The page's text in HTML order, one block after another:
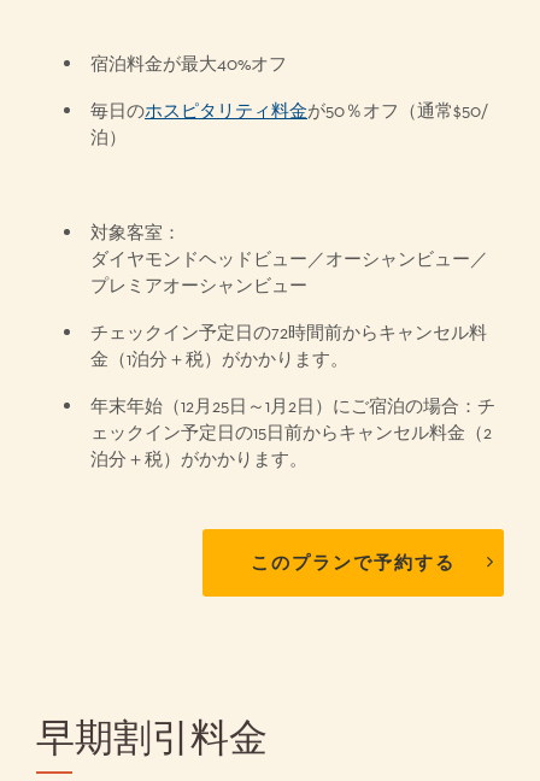
宿泊料金が最大40%オフ
毎日のホスピタリティ料金が50％オフ（通常$50/
泊）
対象客室：
ダイヤモンドヘッドビュー／オーシャンビュー／
プレミアオーシャンビュー
チェックイン予定日の72時間前からキャンセル料
金（1泊分＋税）がかかります。
年末年始（12月25日～1月2日）にご宿泊の場合：チ
ェックイン予定日の15日前からキャンセル料金（2
泊分＋税）がかかります。
このプランで予約する
早期割引料金